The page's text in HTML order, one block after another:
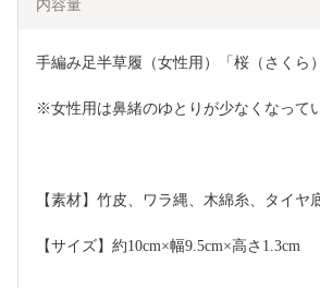
内容量
手編み足半草履（女性用）「桜（さくら
※女性用は鼻緒のゆとりが少なくなって
【素材】竹皮、ワラ縄、木綿糸、タイヤ
【サイズ】約10cm×幅9.5cm×高さ1.3cm